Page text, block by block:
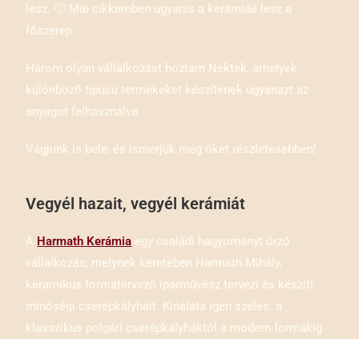
lesz. 🙂 Mai cikkemben ugyanis a kerámiáé lesz a
főszerep.
Három olyan vállalkozást hoztam Nektek, amelyek
különböző típusú termékeket készítenek ugyanazt az
anyagot felhasználva.
Vágjunk is bele, és ismerjük meg őket részletesebben!
Vegyél hazait, vegyél kerámiát
A Harmath Kerámia egy családi hagyományt őrző
vállalkozás, melynek keretében Harmath Mihály,
keramikus formatervező iparművész tervezi és készíti
minőségi cserépkályháit. Kínálata igen széles: a
klasszikus polgári cserépkályháktól a modern formákig